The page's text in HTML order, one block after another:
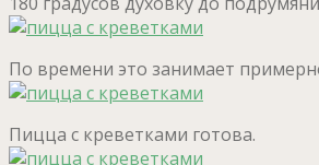
По времени это занимает
Пицца с креветками готова.